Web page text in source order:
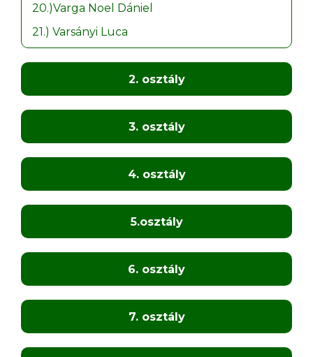
20.)Varga Noel Dániel
21.) Varsányi Luca
2. osztály
3. osztály
4. osztály
5.osztály
6. osztály
7. osztály